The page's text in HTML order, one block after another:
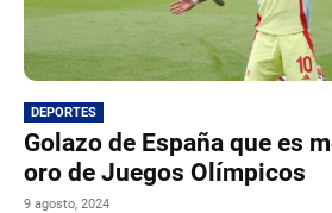
DEPORTES
Golazo de España que es
oro de Juegos Olímpicos
9 agosto, 2024